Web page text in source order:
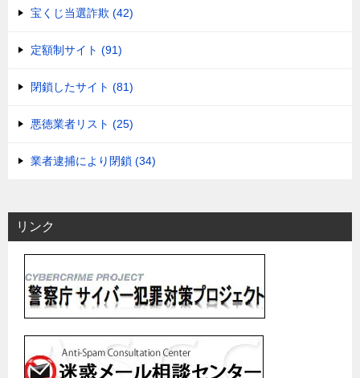
宝くじ当選詐欺 (42)
定額制サイト (91)
閉鎖したサイト (81)
悪徳業者リスト (25)
業者逮捕により閉鎖 (34)
リンク